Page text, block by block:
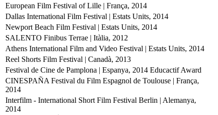
European Film Festival of Lille | França, 2014
Dallas International Film Festival | Estats Units, 2014
Newport Beach Film Festival | Estats Units, 2014
SALENTO Finibus Terrae | Itàlia, 2012
Athens International Film and Video Festival | Estats Units, 2014
Reel Shorts Film Festival | Canadà, 2013
Festival de Cine de Pamplona | Espanya, 2014 Educactif Award
CINESPAÑA Festival du Film Espagnol de Toulouse | França,
2014
Interfilm - International Short Film Festival Berlin | Alemanya,
2014